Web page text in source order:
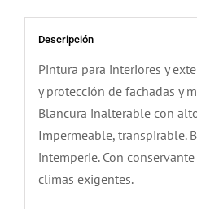
Descripción
Pintura para interiores y
y protección de fachadas y
Blancura inalterable con
Impermeable, transpirable.
intemperie. Con
climas exigentes.